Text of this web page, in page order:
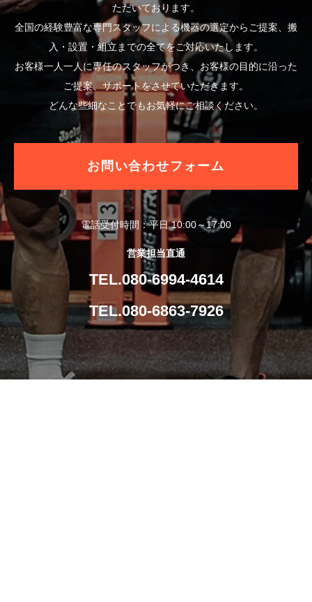
ただいております。
全国の経験豊富な専門スタッフによる機器の選定からご提案、搬
入・設置・組立までの全てをご対応いたします。
お客様一人一人に専任のスタッフがつき、お客様の目的に沿った
ご提案、サポートをさせていただきます。
どんな些細なことでもお気軽にご相談ください。
お問い合わせフォーム
電話受付時間：平日 10:00～17:00
営業担当直通
TEL.080-6994-4614
TEL.080-6863-7926